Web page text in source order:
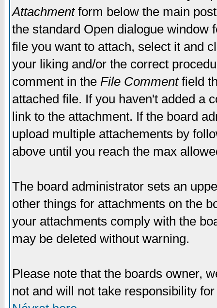
Attachmentform below the main
the standard Open dialogue window
file you want to attach, select it and
your liking and/or the correct
comment in the File Commentfield
attached file. If you haven't added a
link to the attachment. If the board
upload multiple attachements by
above until you reach the max
The board administrator sets an
other things for attachments on the
your attachments comply with the
may be deleted without warning.
Please note that the boards owner,
not and will not take responsibility